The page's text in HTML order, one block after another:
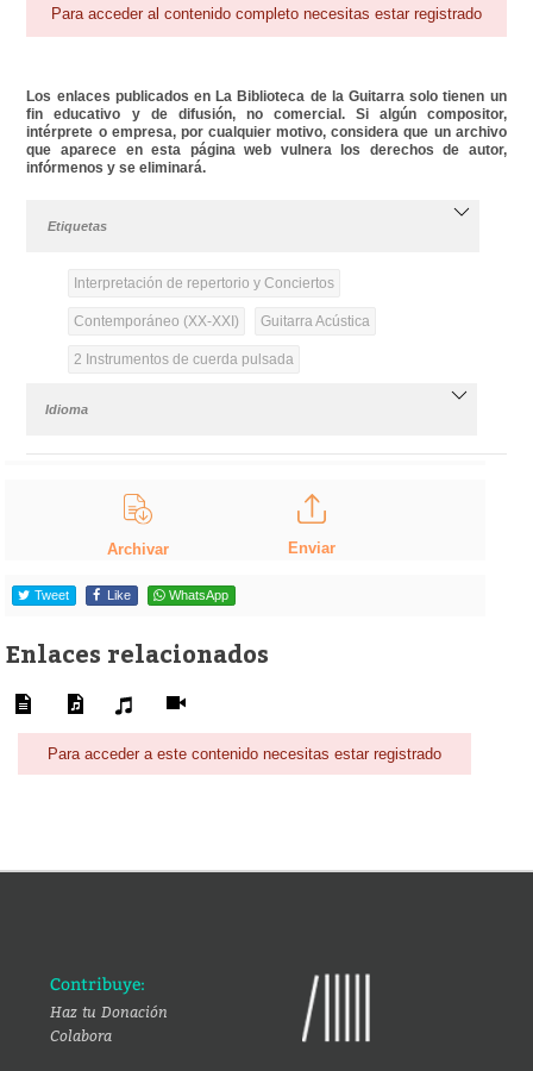
Para acceder al contenido completo necesitas estar registrado
Los enlaces publicados en La Biblioteca de la Guitarra solo tienen un
fin educativo y de difusión, no comercial. Si algún compositor,
intérprete o empresa, por cualquier motivo, considera que un archivo
que aparece en esta página web vulnera los derechos de autor,
infórmenos y se eliminará.
Etiquetas
Interpretación de repertorio y Conciertos
Contemporáneo (XX-XXI) Guitarra Acústica
2 Instrumentos de cuerda pulsada
Idioma
Archivar Enviar
Tweet Like WhatsApp
Enlaces relacionados
Para acceder a este contenido necesitas estar registrado
Contribuye:
Haz tu Donación
Colabora